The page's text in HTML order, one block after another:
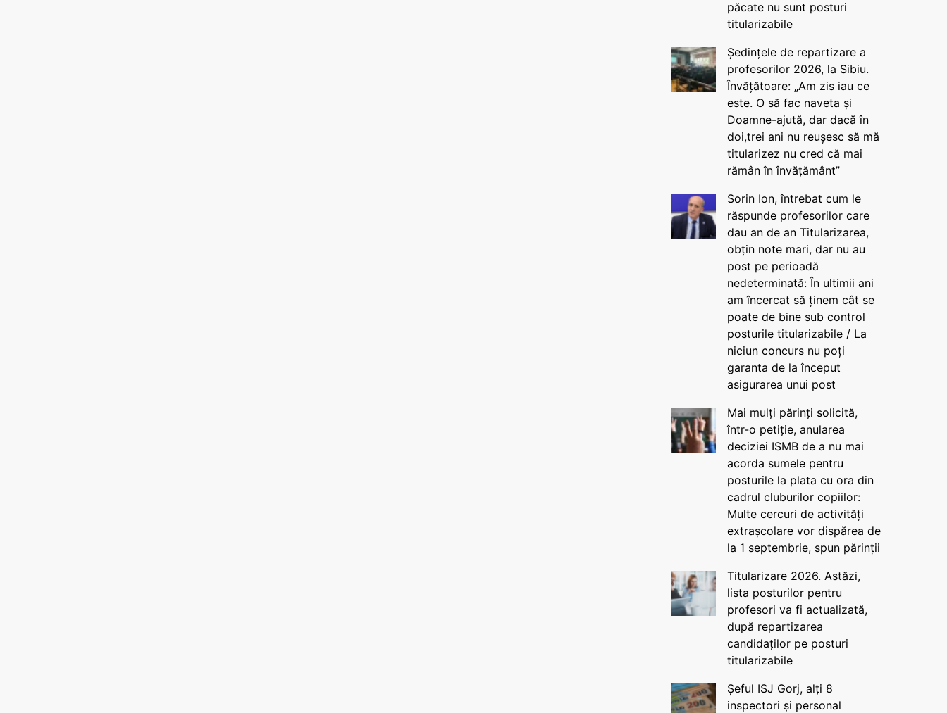
păcate nu sunt posturi
titularizabile
Ședințele de repartizare a
profesorilor 2026, la Sibiu.
Învățătoare: „Am zis iau ce
este. O să fac naveta și
Doamne-ajută, dar dacă în
doi,trei ani nu reușesc să mă
titularizez nu cred că mai
rămân în învățământ”
Sorin Ion, întrebat cum le
răspunde profesorilor care
dau an de an Titularizarea,
obțin note mari, dar nu au
post pe perioadă
nedeterminată: În ultimii ani
am încercat să ținem cât se
poate de bine sub control
posturile titularizabile / La
niciun concurs nu poți
garanta de la început
asigurarea unui post
Mai mulți părinți solicită,
într-o petiție, anularea
deciziei ISMB de a nu mai
acorda sumele pentru
posturile la plata cu ora din
cadrul cluburilor copiilor:
Multe cercuri de activități
extrașcolare vor dispărea de
la 1 septembrie, spun părinții
Titularizare 2026. Astăzi,
lista posturilor pentru
profesori va fi actualizată,
după repartizarea
candidaților pe posturi
titularizabile
Șeful ISJ Gorj, alți 8
inspectori și personal